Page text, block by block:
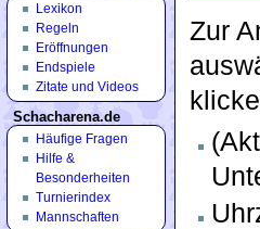
Zur
Lexikon
Regeln
Eröffnungen
Endspiele
Zitate und Videos
Schacharena.de
Häufige Fragen
Hilfe &
Besonderheiten
Turnierindex
Mannschaften